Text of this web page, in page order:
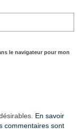
le navigateur pour mon
En savoir
commentaires sont